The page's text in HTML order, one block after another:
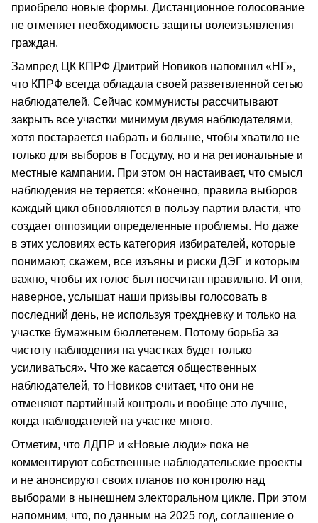
приобрело новые формы. Дистанционное голосование
не отменяет необходимость защиты волеизъявления
граждан.
Зампред ЦК КПРФ Дмитрий Новиков напомнил «НГ»,
что КПРФ всегда обладала своей разветвленной сетью
наблюдателей. Сейчас коммунисты рассчитывают
закрыть все участки минимум двумя наблюдателями,
хотя постарается набрать и больше, чтобы хватило не
только для выборов в Госдуму, но и на региональные и
местные кампании. При этом он настаивает, что смысл
наблюдения не теряется: «Конечно, правила выборов
каждый цикл обновляются в пользу партии власти, что
создает оппозиции определенные проблемы. Но даже
в этих условиях есть категория избирателей, которые
понимают, скажем, все изъяны и риски ДЭГ и которым
важно, чтобы их голос был посчитан правильно. И они,
наверное, услышат наши призывы голосовать в
последний день, не используя трехдневку и только на
участке бумажным бюллетенем. Потому борьба за
чистоту наблюдения на участках будет только
усиливаться». Что же касается общественных
наблюдателей, то Новиков считает, что они не
отменяют партийный контроль и вообще это лучше,
когда наблюдателей на участке много.
Отметим, что ЛДПР и «Новые люди» пока не
комментируют собственные наблюдательские проекты
и не анонсируют своих планов по контролю над
выборами в нынешнем электоральном цикле. При этом
напомним, что, по данным на 2025 год, соглашение о